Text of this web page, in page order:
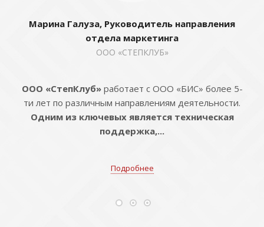
Марина Галуза, Руководитель направления
отдела маркетинга
ООО «СТЕПКЛУБ»
ООО «СтепКлуб»работает с ООО «БИС» более 5-
ти лет по различным направлениям деятельности.
Одним из ключевых является техническая
поддержка,...
Подробнее